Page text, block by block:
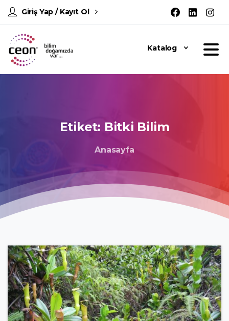
Giriş Yap / Kayıt Ol
Katalog
Etiket: Bitki Bilim
Anasayfa